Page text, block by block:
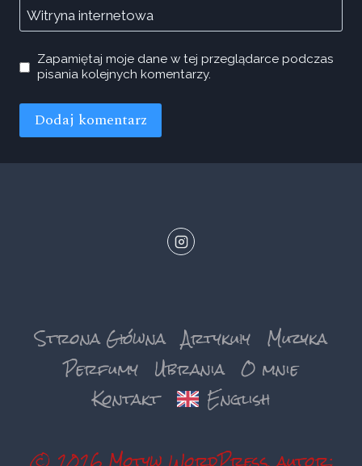
Witryna internetowa
Zapamiętaj moje dane w tej przeglądarce podczas
pisania kolejnych komentarzy.
Strona Główna Artykuły Muzyka
Perfumy Ubrania O mnie
Kontakt
English